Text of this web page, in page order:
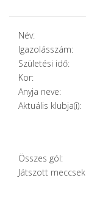
Név:
Igazolásszám:
Születési idő:
Kor:
Anyja neve:
Aktuális klubja(i):
Összes gól:
Játszott